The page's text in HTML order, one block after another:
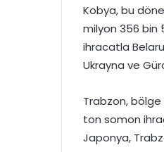
Kobya, bu
milyon 356 bin
ihracatla
Ukrayna ve
Trabzon, bölge
ton somon
Japonya,